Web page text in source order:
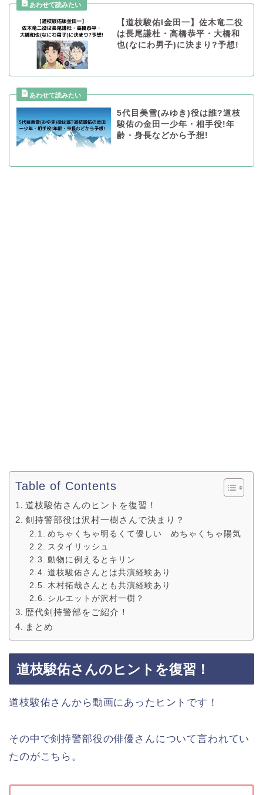
【道枝駿佑l金田一】佐木竜二役
は長尾謙杜・高橋恭平・大橋和
也(なにわ男子)に決まり?予想!
5代目美雪(みゆき)役は誰?道枝
駿佑の金田一少年・相手役!年
齢・身長などから予想!
Table of Contents
道枝駿佑さんのヒントを復習！
剣持警部役は沢村一樹さんで決まり？
めちゃくちゃ明るくて優しい めちゃくちゃ陽気
スタイリッシュ
動物に例えるとキリン
道枝駿佑さんとは共演経験あり
木村拓哉さんとも共演経験あり
シルエットが沢村一樹？
歴代剣持警部をご紹介！
まとめ
道枝駿佑さんのヒントを復習！
道枝駿佑さんから動画にあったヒントです！
その中で剣持警部役の俳優さんについて言われてい
たのがこちら。